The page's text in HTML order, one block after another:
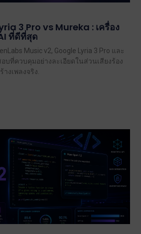
3 Pro vs Mureka : เครื่อง
ที่ดีที่สุด
Music v2, Google Lyria 3 Pro และ
บที่ควบคุมอย่างละเอียดในส่วนเสียงร้อง
งเพลงจริง.